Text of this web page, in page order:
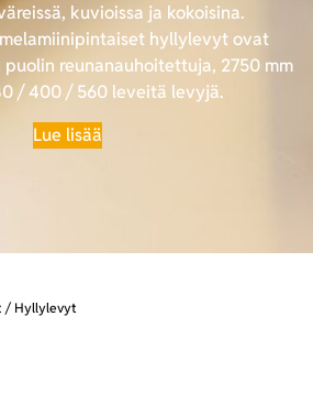
kuvioissa ja kokoisina.
hyllylevyt ovat
reunanauhoitettuja, 2750 mm
/ 400 / 560 leveitä levyjä.
Lue lisää
/ Hyllylevyt